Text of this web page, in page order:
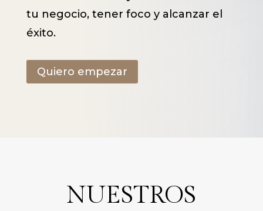
tu negocio, tener foco y alcanzar el
éxito.
Quiero empezar
NUESTROS